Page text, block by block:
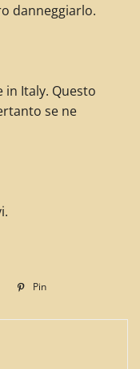
danneggiarlo.
in Italy. Questo
se ne
Twitta
Twitter
Pin
Pinterest